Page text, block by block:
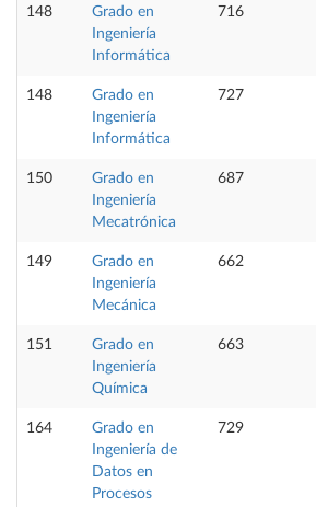
148
Grado en
Ingeniería
Informática
716
148
Grado en
Ingeniería
Informática
727
150
Grado en
Ingeniería
Mecatrónica
687
149
Grado en
Ingeniería
Mecánica
662
151
Grado en
Ingeniería
Química
663
164
Grado en
Ingeniería de
Datos en
Procesos
729